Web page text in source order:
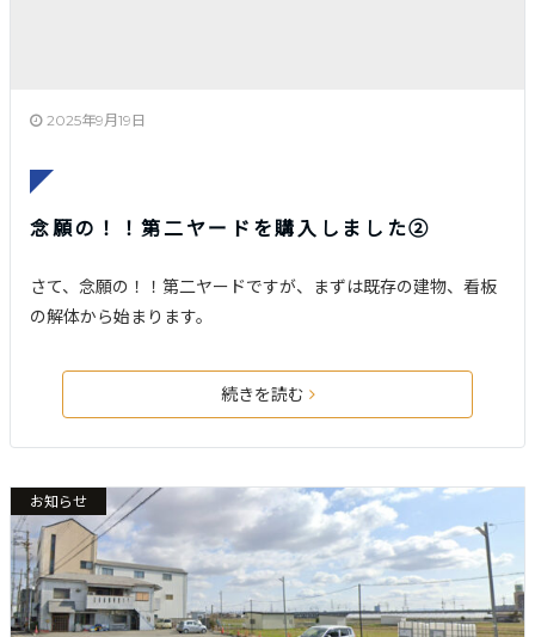
2025年9月19日
念願の！！第二ヤードを購入しました➁
さて、念願の！！第二ヤードですが、まずは既存の建物、看板
の解体から始まります。
続きを読む
お知らせ